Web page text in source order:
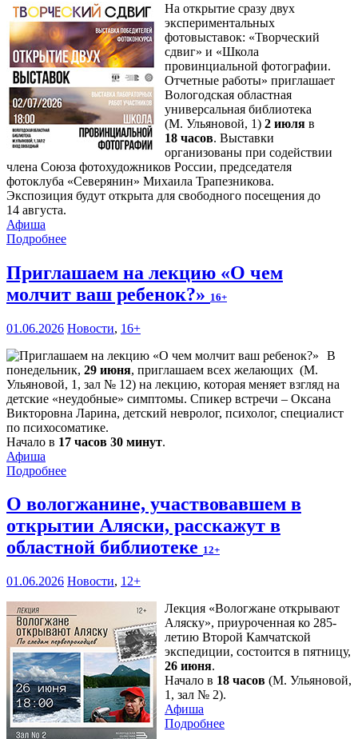
На открытие сразу двух
экспериментальных
фотовыставок: «Творческий
сдвиг» и «Школа
провинциальной фотографии.
Отчетные работы» приглашает
Вологодская областная
универсальная библиотека
(М. Ульяновой, 1) 2 июля в
18 часов. Выставки
организованы при содействии
члена Союза фотохудожников России, председателя
фотоклуба «Северянин» Михаила Трапезникова.
Экспозиция будут открыта для свободного посещения до
14 августа.
Афиша
Подробнее
Приглашаем на лекцию «О чем
молчит ваш ребенок?» 16+
01.06.2026 Новости, 16+
В
понедельник, 29 июня, приглашаем всех желающих (М.
Ульяновой, 1, зал № 12) на лекцию, которая меняет взгляд на
детские «неудобные» симптомы. Спикер встречи – Оксана
Викторовна Ларина, детский невролог, психолог, специалист
по психосоматике.
Начало в 17 часов 30 минут.
Афиша
Подробнее
О вологжанине, участвовавшем в
открытии Аляски, расскажут в
областной библиотеке 12+
01.06.2026 Новости, 12+
Лекция «Вологжане открывают
Аляску», приуроченная ко 285-
летию Второй Камчатской
экспедиции, состоится в пятницу,
26 июня.
Начало в 18 часов (М. Ульяновой,
1, зал № 2).
Афиша
Подробнее